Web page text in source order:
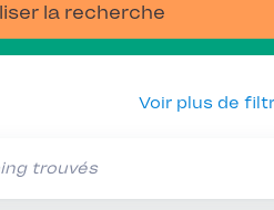
la recherche
Voir plus de
trouvés